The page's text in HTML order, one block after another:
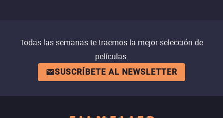
Todas las semanas te traemos la mejor selección de
películas.
SUSCRÍBETE AL NEWSLETTER